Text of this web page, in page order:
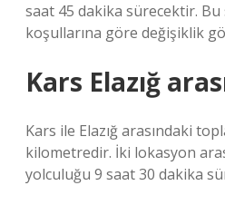
saat 45 dakika sürecektir.
koşullarına göre değişiklik
Kars Elazığ
Kars ile Elazığ arasındaki
kilometredir. İki lokasyon
yolculuğu 9 saat 30 dakika